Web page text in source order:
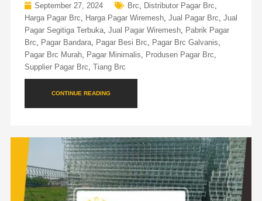
September 27, 2024 Brc Distributor Pagar Brc
Harga Pagar Brc
Harga Pagar Wiremesh, Jual Pagar Brc Jual
Pagar Segitiga Terbuka, Jual Pagar Wiremesh,
Pabrik Pagar
Brc
Pagar Bandara, Pagar Besi Brc Pagar Brc Galvanis
Pagar Brc Murah, Pagar Minimalis Produsen Pagar Brc
Supplier Pagar Brc Tiang Brc
CONTINUE READING